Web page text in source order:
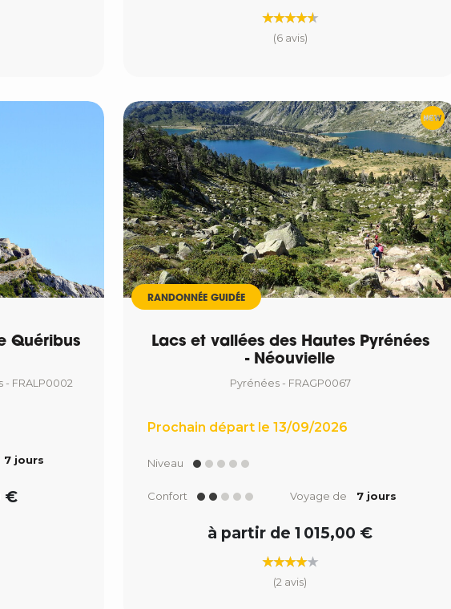
(6 avis)
Quéribus
- FRALP0002
7 jours
€
RANDONNÉE GUIDÉE
Lacs et vallées des Hautes Pyrénées
- Néouvielle
Pyrénées - FRAGP0067
Prochain départ le 13/09/2026
Niveau
Confort Voyage de 7 jours
à partir de 1 015,00 €
(2 avis)